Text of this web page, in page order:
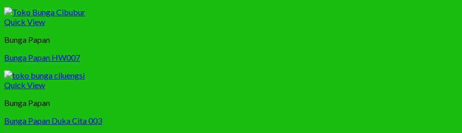
Quick View
Bunga Papan
Bunga Papan HW007
Quick View
Bunga Papan
Bunga Papan Duka Cita 003